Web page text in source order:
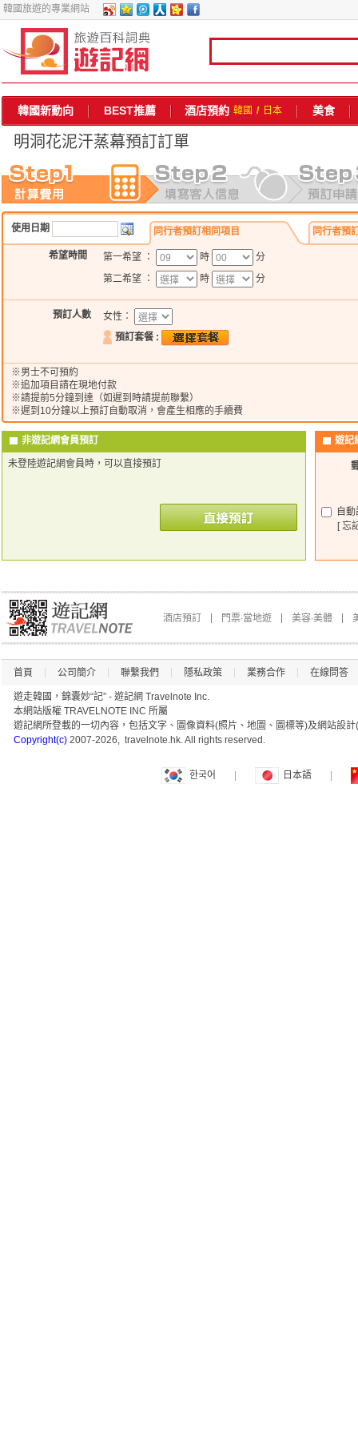
韓國旅遊的專業網站
韓國新動向 BEST推薦 酒店預約 韓國 / 日本 美食
明洞花泥汗蒸幕預訂訂單
使用日期 同行者預訂相同項目 同行者預
希望時間 第一希望 ： 時
分
第二希望 ：
時 分
預訂人數
女性：
預訂套餐 :
※男士不可預約
※追加項目請在現地付款
※請提前5分鐘到達（如遲到時請提前聯繫）
※遲到10分鐘以上預訂自動取消，會產生相應的手續費
遊記
自
[ 忘
非遊記網會員預訂
未登陸遊記網會員時，可以直接預訂
酒店預訂 門票∙當地遊 美容∙美體
首頁 公司簡介 聯繫我們 隱私政策 業務合作 在線問答
遊走韓國，錦囊妙“記” - 遊記網 Travelnote Inc.
本網站版權 TRAVELNOTE INC 所屬
遊記網所登載的一切內容，包括文字、圖像資料(照片、地圖、圖標等)及網站
Copyright(c) 2007-2026, travelnote.hk. All rights reserved.
한국어 日本語